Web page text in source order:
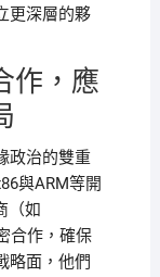
更深層的夥
作，應
政治的雙重
與ARM等開
（如
合作，確保
略面，他們